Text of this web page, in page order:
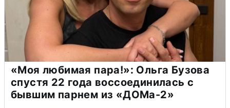
«Моя любимая пара!»: Ольга Бузова
спустя 22 года воссоединилась с
бывшим парнем из «ДОМа-2»